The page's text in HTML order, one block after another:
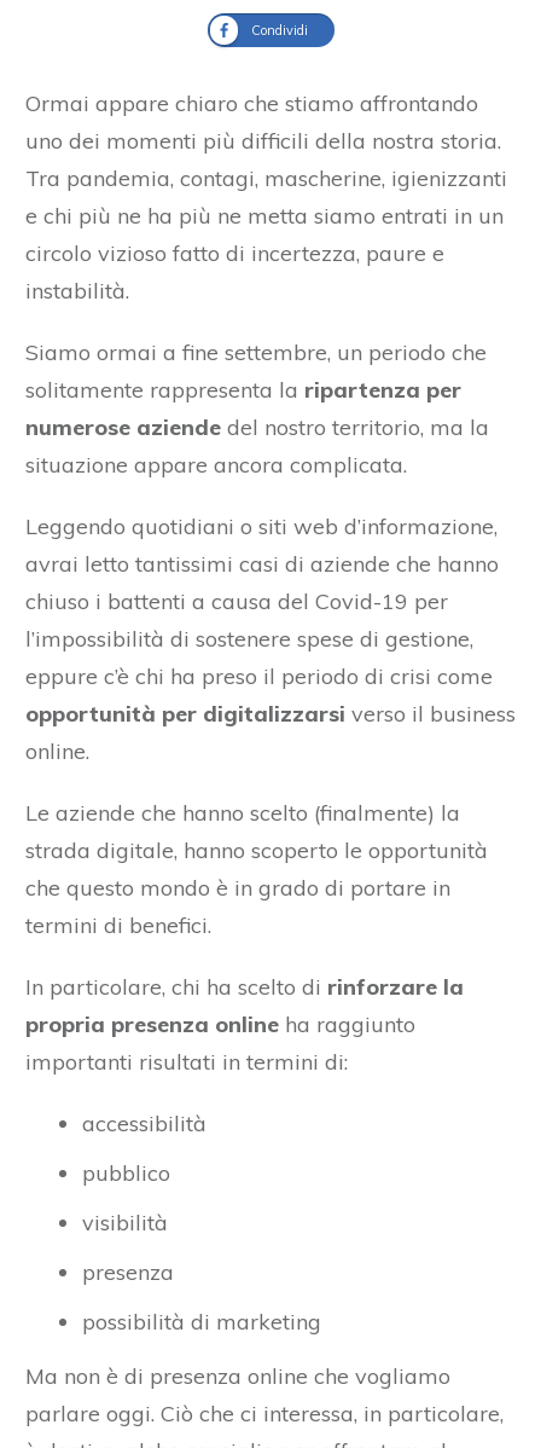
Condividi
Ormai appare chiaro che stiamo affrontando
uno dei momenti più difficili della nostra storia.
Tra pandemia, contagi, mascherine, igienizzanti
e chi più ne ha più ne metta siamo entrati in un
circolo vizioso fatto di incertezza, paure e
instabilità.
Siamo ormai a fine settembre, un periodo che
solitamente rappresenta la ripartenza per
numerose aziende del nostro territorio, ma la
situazione appare ancora complicata.
Leggendo quotidiani o siti web d’informazione,
avrai letto tantissimi casi di aziende che hanno
chiuso i battenti a causa del Covid-19 per
l’impossibilità di sostenere spese di gestione,
eppure c’è chi ha preso il periodo di crisi come
opportunità per digitalizzarsi verso il business
online.
Le aziende che hanno scelto (finalmente) la
strada digitale, hanno scoperto le opportunità
che questo mondo è in grado di portare in
termini di benefici.
In particolare, chi ha scelto di rinforzare la
propria presenza online ha raggiunto
importanti risultati in termini di:
accessibilità
pubblico
visibilità
presenza
possibilità di marketing
Ma non è di presenza online che vogliamo
parlare oggi. Ciò che ci interessa, in particolare,